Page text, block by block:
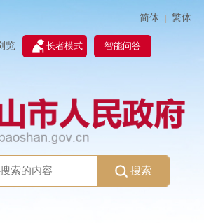
简体 | 繁体
览 长者模式 智能问答
搜索